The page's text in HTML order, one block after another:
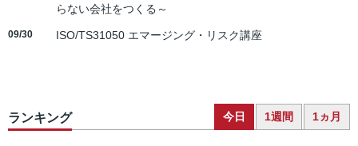
らない会社をつくる～
09/30 ISO/TS31050 エマージング・リスク講座
ランキング 今日 1週間 1ヵ月